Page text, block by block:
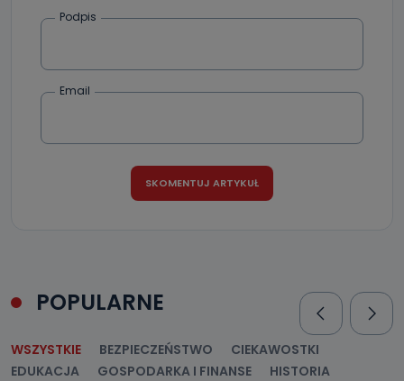
Podpis
Email
POPULARNE
WSZYSTKIE BEZPIECZEŃSTWO
CIEKAWOSTKI
EDUKACJA
GOSPODARKA I FINANSE
HISTORIA